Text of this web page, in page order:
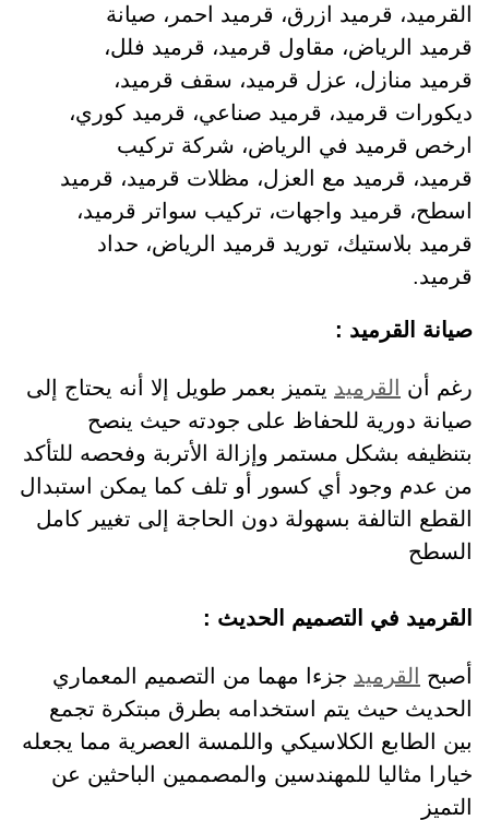
القرميد، قرميد ازرق، قرميد احمر، صيانة
قرميد الرياض، مقاول قرميد، قرميد فلل،
قرميد منازل، عزل قرميد، سقف قرميد،
ديكورات قرميد، قرميد صناعي، قرميد كوري،
ارخص قرميد في الرياض، شركة تركيب
قرميد، قرميد مع العزل، مظلات قرميد، قرميد
اسطح، قرميد واجهات، تركيب سواتر قرميد،
قرميد بلاستيك، توريد قرميد الرياض، حداد
قرميد.
صيانة القرميد :
رغم أن القرميد يتميز بعمر طويل إلا أنه يحتاج إلى
صيانة دورية للحفاظ على جودته حيث ينصح
بتنظيفه بشكل مستمر وإزالة الأتربة وفحصه للتأكد
من عدم وجود أي كسور أو تلف كما يمكن استبدال
القطع التالفة بسهولة دون الحاجة إلى تغيير كامل
السطح
القرميد في التصميم الحديث :
أصبح القرميد جزءا مهما من التصميم المعماري
الحديث حيث يتم استخدامه بطرق مبتكرة تجمع
بين الطابع الكلاسيكي واللمسة العصرية مما يجعله
خيارا مثاليا للمهندسين والمصممين الباحثين عن
التميز